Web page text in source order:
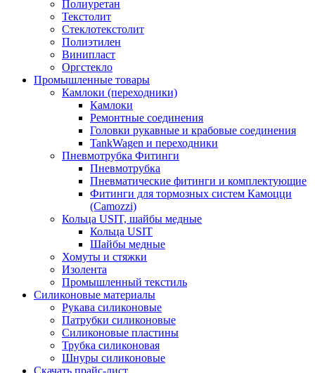
Полиуретан
Текстолит
Стеклотекстолит
Полиэтилен
Винипласт
Оргстекло
Промышленные товары
Камлоки (переходники)
Камлоки
Ремонтные соединения
Головки рукавные и крабовые соединения
TankWagen и переходники
Пневмотрубка Фитинги
Пневмотрубка
Пневматические фитинги и комплектующие
Фитинги для тормозных систем Камоцци
(Camozzi)
Кольца USIT, шайбы медные
Кольца USIT
Шайбы медные
Хомуты и стяжки
Изолента
Промышленный текстиль
Силиконовые материалы
Рукава силиконовые
Патрубки силиконовые
Силиконовые пластины
Трубка силиконовая
Шнуры силиконовые
Скачать прайс-лист